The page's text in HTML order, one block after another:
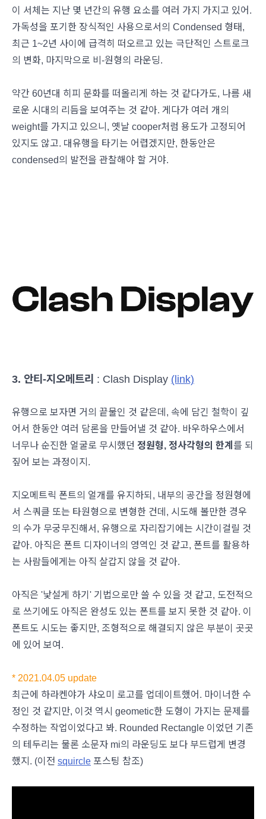
이 서체는 지난 몇 년간의 유행 요소를 여러 가지 가지고 있어.
가독성을 포기한 장식적인 사용으로서의 Condensed 형태,
최근 1~2년 사이에 급격히 떠오르고 있는 극단적인 스트로크
의 변화, 마지막으로 비-원형의 라운딩.
약간 60년대 히피 문화를 떠올리게 하는 것 같다가도, 나름 새
로운 시대의 리듬을 보여주는 것 같아. 게다가 여러 개의
weight를 가지고 있으니, 옛날 cooper처럼 용도가 고정되어
있지도 않고. 대유행을 타기는 어렵겠지만, 한동안은
condensed의 발전을 관찰해야 할 거야.
3. 안티-지오메트리 : Clash Display (link)
유행으로 보자면 거의 끝물인 것 같은데, 속에 담긴 철학이 깊
어서 한동안 여러 담론을 만들어낼 것 같아. 바우하우스에서
너무나 순진한 얼굴로 무시했던 정원형, 정사각형의 한계 를 되
짚어 보는 과정이지.
지오메트릭 폰트의 얼개를 유지하되, 내부의 공간을 정원형에
서 스쿼클 또는 타원형으로 변형한 건데, 시도해 볼만한 경우
의 수가 무궁무진해서, 유행으로 자리잡기에는 시간이걸릴 것
같아. 아직은 폰트 디자이너의 영역인 것 같고, 폰트를 활용하
는 사람들에게는 아직 살갑지 않을 것 같아.
아직은 '낯설게 하기' 기법으로만 쓸 수 있을 것 같고, 도전적으
로 쓰기에도 아직은 완성도 있는 폰트를 보지 못한 것 같아. 이
폰트도 시도는 좋지만, 조형적으로 해결되지 않은 부분이 곳곳
에 있어 보여.
* 2021.04.05 update
최근에 하라켄야가 샤오미 로고를 업데이트했어. 마이너한 수
정인 것 같지만, 이것 역시 geometic한 도형이 가지는 문제를
수정하는 작업이었다고 봐. Rounded Rectangle 이었던 기존
의 테두리는 물론 소문자 mi의 라운딩도 보다 부드럽게 변경
했지. (이전 squircle 포스팅 참조)